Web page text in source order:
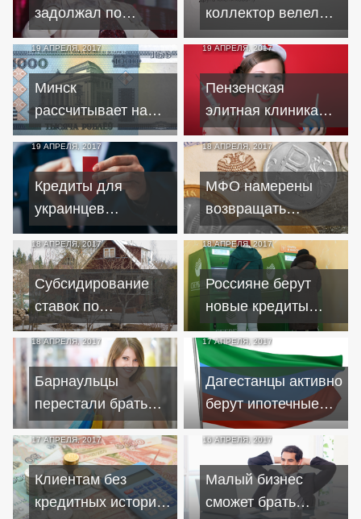
задолжал по
кредитам более 25
миллионов
коллектор велел
женщине
заказывать гроб из-
за кредита отчима
19 АПРЕЛЯ, 2017
Минск
рассчитывает на
кредиты от
международных
доноров
19 АПРЕЛЯ, 2017
Пензенская
элитная клиника
уговаривала
пациентов на
кредиты ради
лечения
несуществующих
болезней
19 АПРЕЛЯ, 2017
Кредиты для
украинцев
постепенно
дешевеют
18 АПРЕЛЯ, 2017
МФО намерены
возвращать
проблемные
кредиты с помощью
нового порядка
уплаты НДФЛ
18 АПРЕЛЯ, 2017
Субсидирование
ставок по
ипотечным
кредитам стало
успешнее
программы "Жилье
для российских
семей"
18 АПРЕЛЯ, 2017
Россияне берут
новые кредиты
ради погашения
старых
18 АПРЕЛЯ, 2017
Барнаульцы
перестали брать
кредиты на
люксовую одежду
17 АПРЕЛЯ, 2017
Дагестанцы активно
берут ипотечные
кредиты
17 АПРЕЛЯ, 2017
Клиентам без
кредитных историй
16 АПРЕЛЯ, 2017
Малый бизнес
сможет брать